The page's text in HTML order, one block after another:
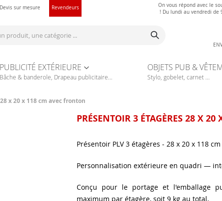
Devis sur mesure Revendeurs
On vous répond avec le
! Du lundi au vendredi de
PUBLICITÉ EXTÉRIEURE
Bâche & banderole, Drapeau publicitaire...
OBJETS PUB &
Stylo, gobelet, carnet ...
x 20 x 118 cm avec fronton
PRÉSENTOIR 3 ÉTAGÈRES 28 X
Présentoir PLV 3 étagères - 28 x 20 x 118
Personnalisation extérieure en quadri —
Conçu pour le portage et l'emballage
maximum par étagère, soit 9 kg au total.